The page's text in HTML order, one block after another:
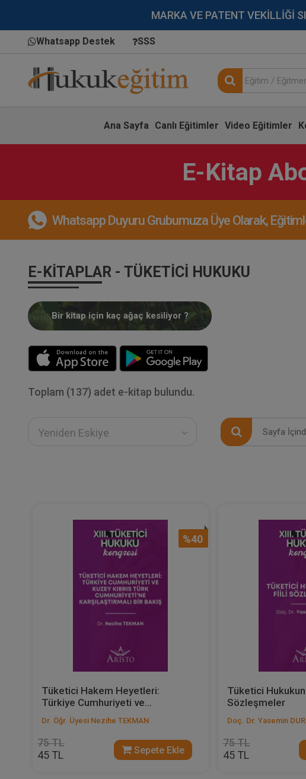
MARKA VE PATENT VEKİLLİĞİ
Whatsapp Destek SSS
Ana Sayfa Canlı Eğitimler Video Eğitimler
E-Kitap
Whatsapp Duyuru Grubumuza Üye Olarak,
E-KITAPLAR - TÜKETICI HUKUKU
Bir kitap için kaç ağaç kesiliyor ?
Toplam (137) adet e-kitap bulundu.
Yeniden Eskiye
%40
Tüketici Hakem Heyetleri:
Türkiye Cumhuriyeti ve...
Dr. Öğr. Üyesi Nezihe TEKMAN
75 TL
45 TL Sepete Ekle
Tüketici
Sözleşmeler
Doç. Dr. Yasemin
75 TL
45 TL